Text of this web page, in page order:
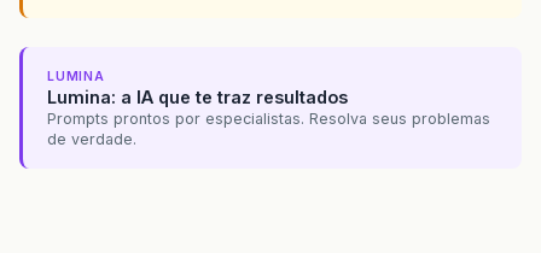
LUMINA
Lumina: a IA que te traz resultados
Prompts prontos por especialistas. Resolva seus problemas
de verdade.